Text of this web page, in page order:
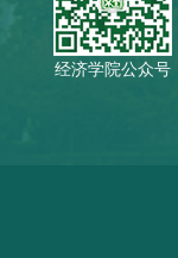
经济学院公众号